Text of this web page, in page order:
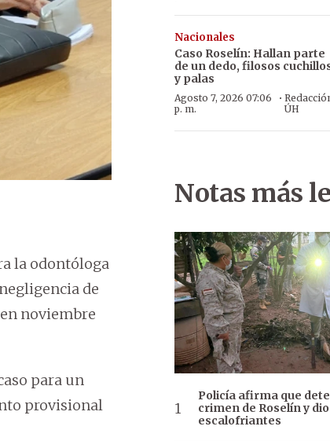
la odontóloga
de
noviembre
para un
provisional
Nacionales
Caso Roselín: Hallan parte
de un dedo, filosos
y palas
Agosto 7, 2026 07:06
p. m.
·
ÚH
Notas más
Policía afirma que
crimen de Roselín y
escalofriantes